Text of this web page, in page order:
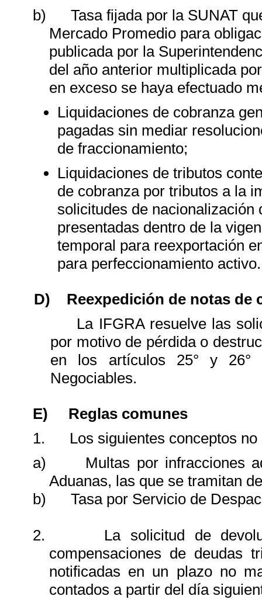
b)Tasa fijada por la SUNAT
Mercado Promedio para
publicada por la
del año anterior multiplicada
en exceso se haya efectuado
Liquidaciones de cobranza
pagadas sin mediar
de fraccionamiento;
Liquidaciones de tributos
de cobranza por tributos a la
solicitudes de nacionalización
presentadas dentro de la
temporal para reexportación
para perfeccionamiento activo.
D)
Reexpedición de notas
La IFGRA resuelve las
por motivo de pérdida o
en los artículos 25° y 26°
Negociables.
E)
Reglas comunes
1.
Los siguientes conceptos
a)
Multas por infracciones
Aduanas, las que se tramitan
b)
Tasa por Servicio de
2.
La solicitud de
compensaciones de deudas
notificadas en un plazo no
contados a partir del día